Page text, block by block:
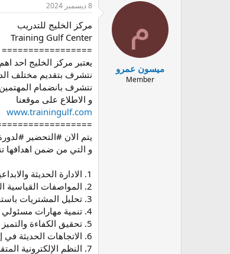
ي
خ
ا
ل
م
ميسون عمرو
Member
8 ديسمبر 2024
مركز الخليج للتدريب
Training Gulf Center
=================
يعتبر مركز الخليج احد
نتشرف بتقديم مختلف
نتشرف بانضمام المهتمين
و الاطلاع على موقعنا
www.trainingulf.com
يتم الان #التحضير
و التي من ضمن اهدافها
1. الادارة الحديثة والابداعية للمستودعات والمخازن
2. المواصفات القياسية العالمية الحديثة لتطبيق أنظمة الجودة في المخازن (Iso 2000 )
3. تحليل المشتريات باستخدام أوراق العمل
4. تنمية مهارات مسئولي المخازن والمستودعات
5. تحقيق الكفاءة والتميز فى اداء الأعمال اللوجستية
6. الاتجاهات الحديثة في إدارة المشتريات إلكترونيا E-Purchasing
7. النظم الإلكترونية المتقدمة لإدارة المستودعات وكفاءة وفعالية التميز فى العمل المخزنى